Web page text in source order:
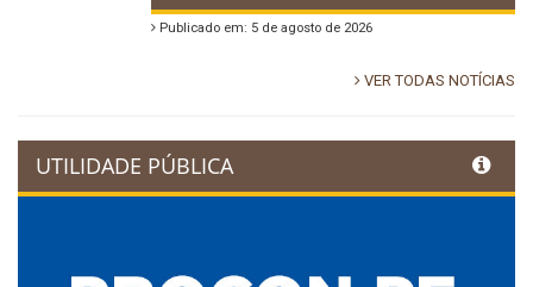
Publicado em: 5 de agosto de 2026
VER TODAS NOTÍCIAS
UTILIDADE PÚBLICA